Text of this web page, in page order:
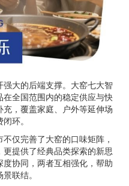
大的后端支撑。大窑七大智
全国范围内的稳定供应与快
，覆盖家庭、户外等延伸场
环。
仅完善了大窑的口味矩阵，
提供了经典品类探索的新思
协同，两者互相强化，帮助
联结。